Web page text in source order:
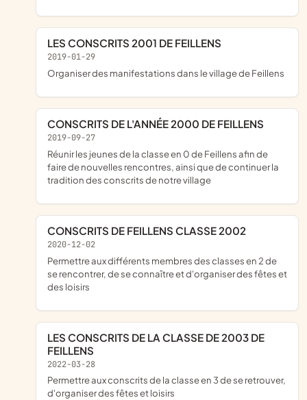
LES CONSCRITS 2001 DE FEILLENS
2019-01-29
organiser des manifestations dans le village de Feillens
CONSCRITS DE L'ANNÉE 2000 DE FEILLENS
2019-09-27
réunir les jeunes de la classe en 0 de Feillens afin de
faire de nouvelles rencontres, ainsi que de continuer la
tradition des conscrits de notre village
CONSCRITS DE FEILLENS CLASSE 2002
2020-12-02
permettre aux différents membres des classes en 2 de
se rencontrer, de se connaître et d'organiser des fêtes et
des loisirs
LES CONSCRITS DE LA CLASSE DE 2003 DE
FEILLENS
2022-03-28
permettre aux conscrits de la classe en 3 de se retrouver,
d'organiser des fêtes et loisirs